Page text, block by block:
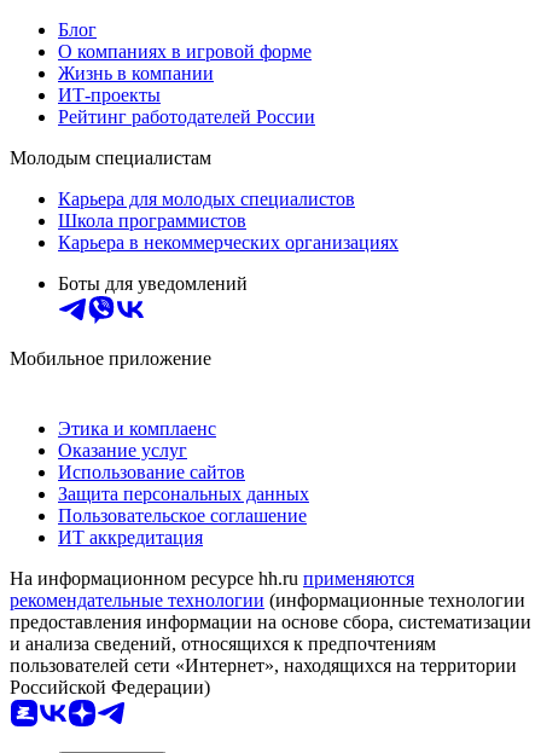
Блог
О компаниях в игровой форме
Жизнь в компании
ИТ-проекты
Рейтинг работодателей России
Молодым специалистам
Карьера для молодых специалистов
Школа программистов
Карьера в некоммерческих организациях
Боты для уведомлений
Мобильное приложение
Этика и комплаенс
Оказание услуг
Использование сайтов
Защита персональных данных
Пользовательское соглашение
ИТ аккредитация
На информационном ресурсе hh.ru применяются
рекомендательные технологии (информационные технологии
предоставления информации на основе сбора, систематизации
и анализа сведений, относящихся к предпочтениям
пользователей сети «Интернет», находящихся на территории
Российской Федерации)